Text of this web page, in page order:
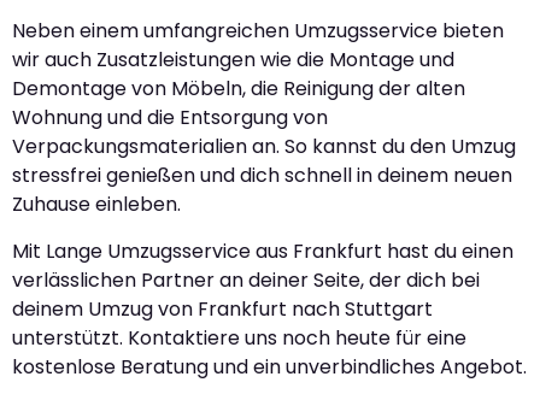
Neben einem umfangreichen Umzugsservice bieten
wir auch Zusatzleistungen wie die Montage und
Demontage von Möbeln, die Reinigung der alten
Wohnung und die Entsorgung von
Verpackungsmaterialien an. So kannst du den Umzug
stressfrei genießen und dich schnell in deinem neuen
Zuhause einleben.
Mit Lange Umzugsservice aus Frankfurt hast du einen
verlässlichen Partner an deiner Seite, der dich bei
deinem Umzug von Frankfurt nach Stuttgart
unterstützt. Kontaktiere uns noch heute für eine
kostenlose Beratung und ein unverbindliches Angebot.